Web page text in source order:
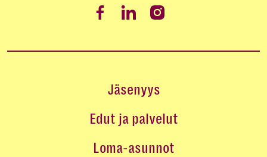
Jäsenyys
Edut ja palvelut
Loma-asunnot